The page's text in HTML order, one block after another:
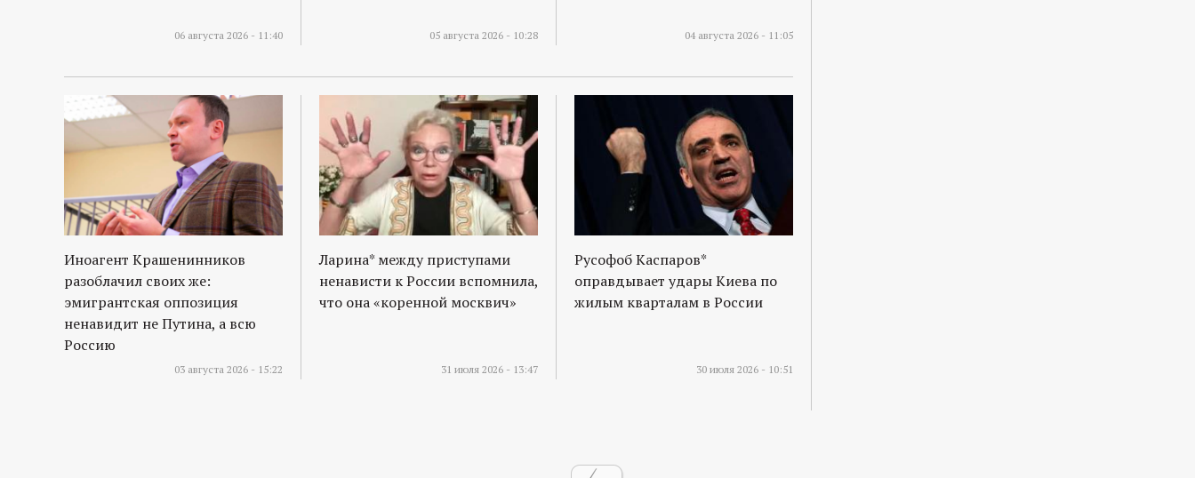
06 августа 2026 - 11:40 05 августа 2026 - 10:28 04 августа 2026 - 11:05
Иноагент Крашенинников
разоблачил своих же:
эмигрантская оппозиция
ненавидит не Путина, а всю
Россию
03 августа 2026 - 15:22
Ларина* между приступами
ненависти к России вспомнила,
что она «коренной москвич»
31 июля 2026 - 13:47
Русофоб Каспаров*
оправдывает удары Киева по
жилым кварталам в России
30 июля 2026 - 10:51